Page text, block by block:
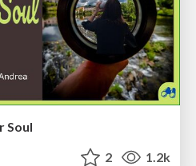
Soul
2 1.2k